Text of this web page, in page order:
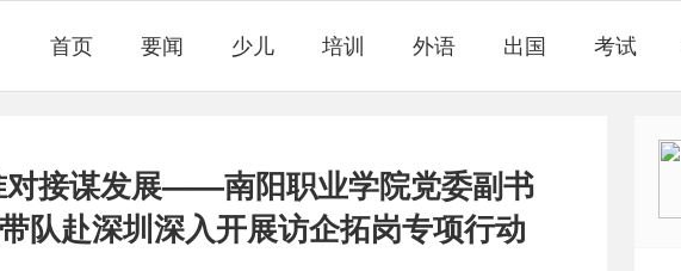
首页 要闻 少儿 培训 外语 出国 考试
对接谋发展——南阳职业学院党委副书
队赴深圳深入开展访企拓岗专项行动